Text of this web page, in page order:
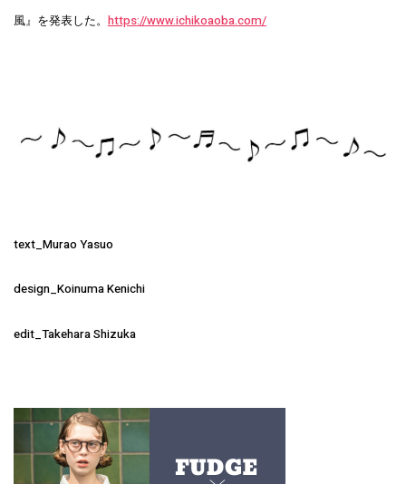
風』を発表した。 https://www.ichikoaoba.com/
text_Murao Yasuo
design_Koinuma Kenichi
edit_Takehara Shizuka